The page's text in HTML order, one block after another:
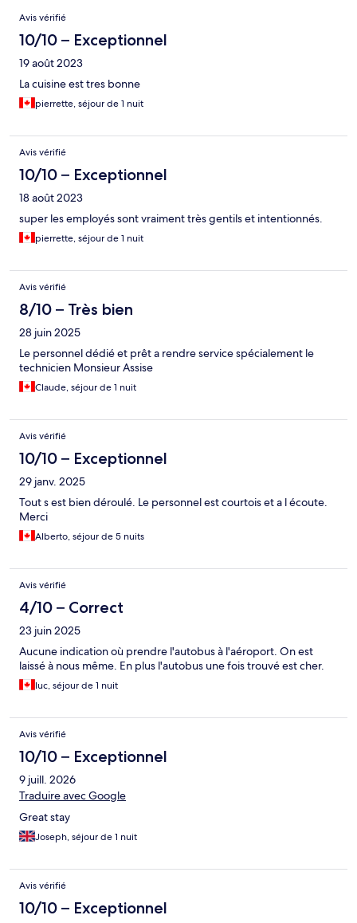
Avis
Avis vérifié
10/10 – Exceptionnel
19 août 2023
La cuisine est tres bonne
pierrette, séjour de 1 nuit
Avis vérifié
10/10 – Exceptionnel
18 août 2023
super les employés sont vraiment très gentils et intentionnés.
pierrette, séjour de 1 nuit
Avis vérifié
8/10 – Très bien
28 juin 2025
Le personnel dédié et prêt a rendre service spécialement le
technicien Monsieur Assise
Claude, séjour de 1 nuit
Avis vérifié
10/10 – Exceptionnel
29 janv. 2025
Tout s est bien déroulé. Le personnel est courtois et a l écoute.
Merci
Alberto, séjour de 5 nuits
Avis vérifié
4/10 – Correct
23 juin 2025
Aucune indication où prendre l'autobus à l'aéroport. On est
laissé à nous même. En plus l'autobus une fois trouvé est cher.
luc, séjour de 1 nuit
Avis vérifié
10/10 – Exceptionnel
9 juill. 2026
Traduire avec Google
Great stay
Joseph, séjour de 1 nuit
Avis vérifié
10/10 – Exceptionnel